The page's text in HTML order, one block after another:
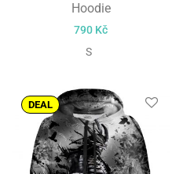
Hoodie
790 Kč
S
DEAL